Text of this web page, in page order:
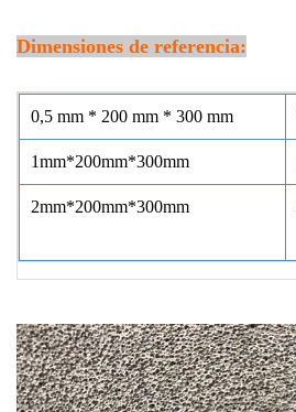
Dimensiones de referencia:
0,5 mm * 200 mm * 300 mm
1mm*200mm*300mm
2mm*200mm*300mm